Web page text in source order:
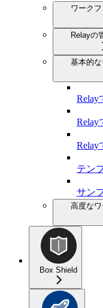
ワーク
Relayの
基本的
Relay
Relay
Relay
テン
サン
高度な
Box Shield